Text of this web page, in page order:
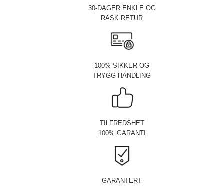
30-DAGER ENKLE OG
RASK RETUR
100% SIKKER OG
TRYGG HANDLING
TILFREDSHET
100% GARANTI
GARANTERT